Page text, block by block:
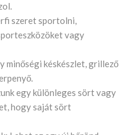
szeret sportolni,
vagy
minőségi késkészlet, grillező
egy különleges sört vagy
hogy saját sört